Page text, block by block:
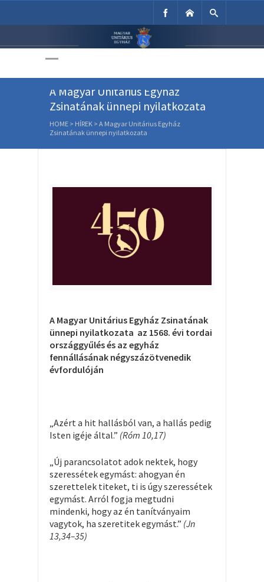
Unitárius Egyház
A Magyar Unitárius Egyház
Zsinatának ünnepi nyilatkozata
HOME > HÍREK > A Magyar Unitárius Egyház
Zsinatának ünnepi nyilatkozata
A Magyar Unitárius Egyház Zsinatának
ünnepi nyilatkozata az 1568. évi tordai
országgyűlés és az egyház
fennállásának négyszázötvenedik
évfordulóján
„Azért a hit hallásból van, a hallás pedig
Isten igéje által.” (Róm 10,17)
„Új parancsolatot adok nektek, hogy
szeressétek egymást: ahogyan én
szerettelek titeket, ti is úgy szeressétek
egymást. Arról fogja megtudni
mindenki, hogy az én tanítványaim
vagytok, ha szeretitek egymást.” (Jn
13,34–35)